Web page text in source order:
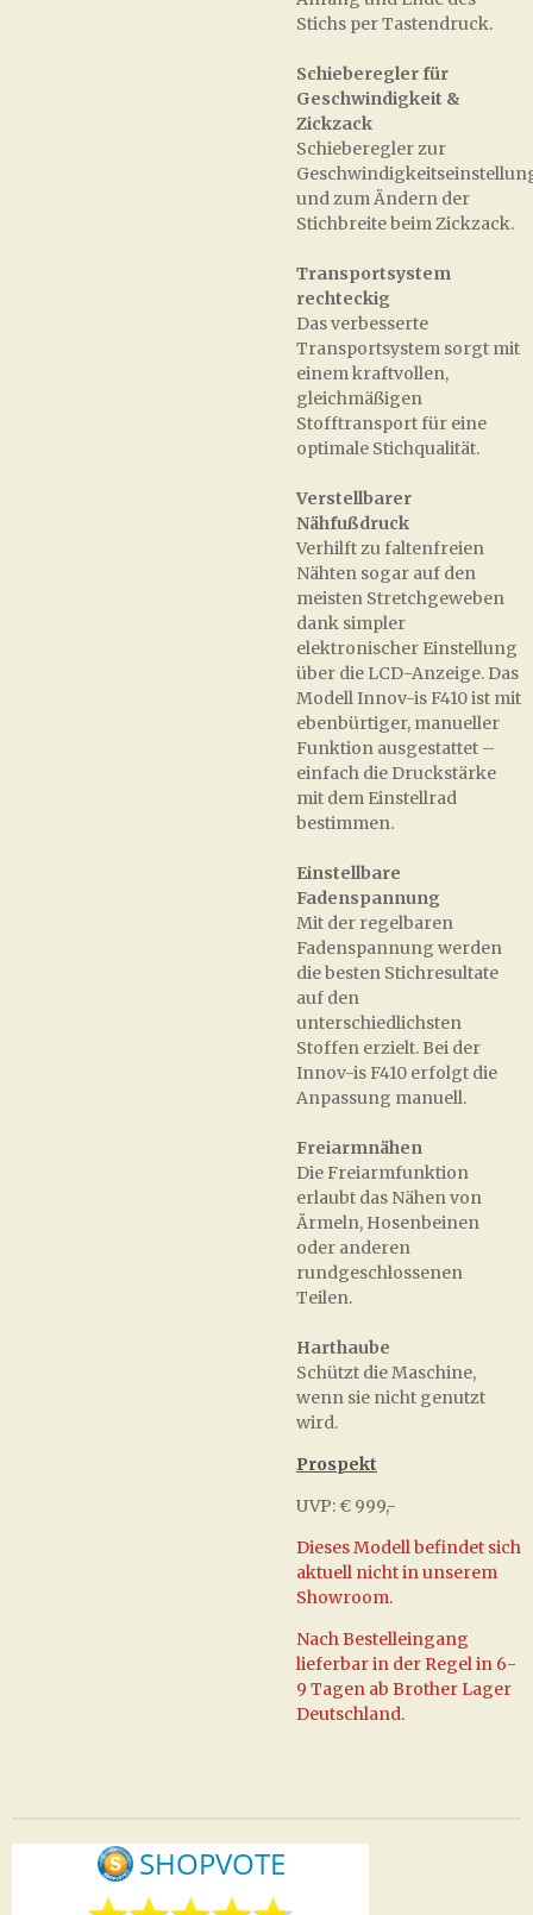
Stichs per Tastendruck.
Schieberegler für
Geschwindigkeit &
Zickzack
Schieberegler zur
und zum Ändern der
Stichbreite beim Zickzack.
Transportsystem
rechteckig
Das verbesserte
Transportsystem sorgt mit
einem kraftvollen,
gleichmäßigen
Stofftransport für eine
optimale Stichqualität.
Verstellbarer
Nähfußdruck
Verhilft zu faltenfreien
Nähten sogar auf den
meisten Stretchgeweben
dank simpler
elektronischer Einstellung
über die LCD-Anzeige. Das
Modell Innov-is F410 ist mit
ebenbürtiger, manueller
Funktion ausgestattet –
einfach die Druckstärke
mit dem Einstellrad
bestimmen.
Einstellbare
Fadenspannung
Mit der regelbaren
Fadenspannung werden
die besten Stichresultate
auf den
unterschiedlichsten
Stoffen erzielt. Bei der
Innov-is F410 erfolgt die
Anpassung manuell.
Freiarmnähen
Die Freiarmfunktion
erlaubt das Nähen von
Ärmeln, Hosenbeinen
oder anderen
rundgeschlossenen
Teilen.
Harthaube
Schützt die Maschine,
wenn sie nicht genutzt
wird.
Prospekt
UVP: € 999,-
Dieses Modell befindet sich
aktuell nicht in unserem
Showroom.
Nach Bestelleingang
lieferbar in der Regel in 6-
9 Tagen ab Brother Lager
Deutschland.